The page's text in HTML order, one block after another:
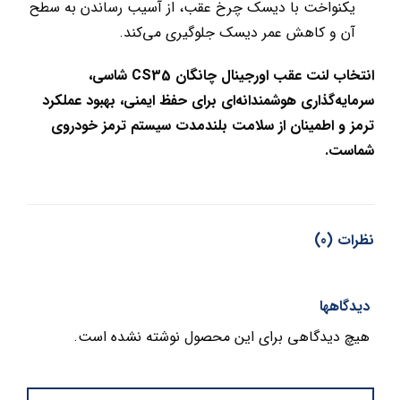
یکنواخت با دیسک چرخ عقب، از آسیب رساندن به سطح
آن و کاهش عمر دیسک جلوگیری می‌کند.
انتخاب لنت عقب اورجینال چانگان CS35 شاسی،
سرمایه‌گذاری هوشمندانه‌ای برای حفظ ایمنی، بهبود عملکرد
ترمز و اطمینان از سلامت بلندمدت سیستم ترمز خودروی
شماست.
نظرات (0)
دیدگاهها
هیچ دیدگاهی برای این محصول نوشته نشده است.